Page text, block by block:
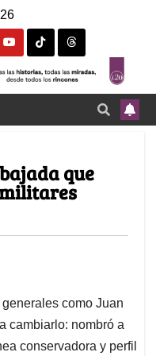
que
como Juan
cambiarlo: nombró a
conservadora y perfil